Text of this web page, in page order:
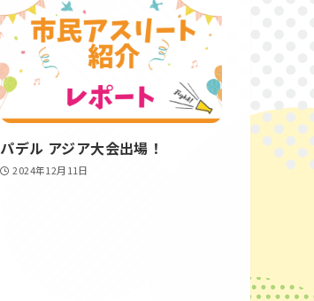
パデル アジア大会出場！
2024年12月11日